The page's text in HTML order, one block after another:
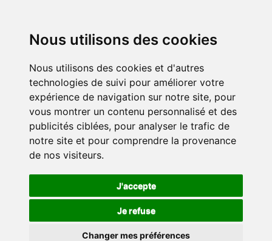
Nous utilisons des cookies
Nous utilisons des cookies et d'autres
technologies de suivi pour améliorer votre
expérience de navigation sur notre site, pour
vous montrer un contenu personnalisé et des
publicités ciblées, pour analyser le trafic de
notre site et pour comprendre la provenance
de nos visiteurs.
J'accepte
Je refuse
Changer mes préférences